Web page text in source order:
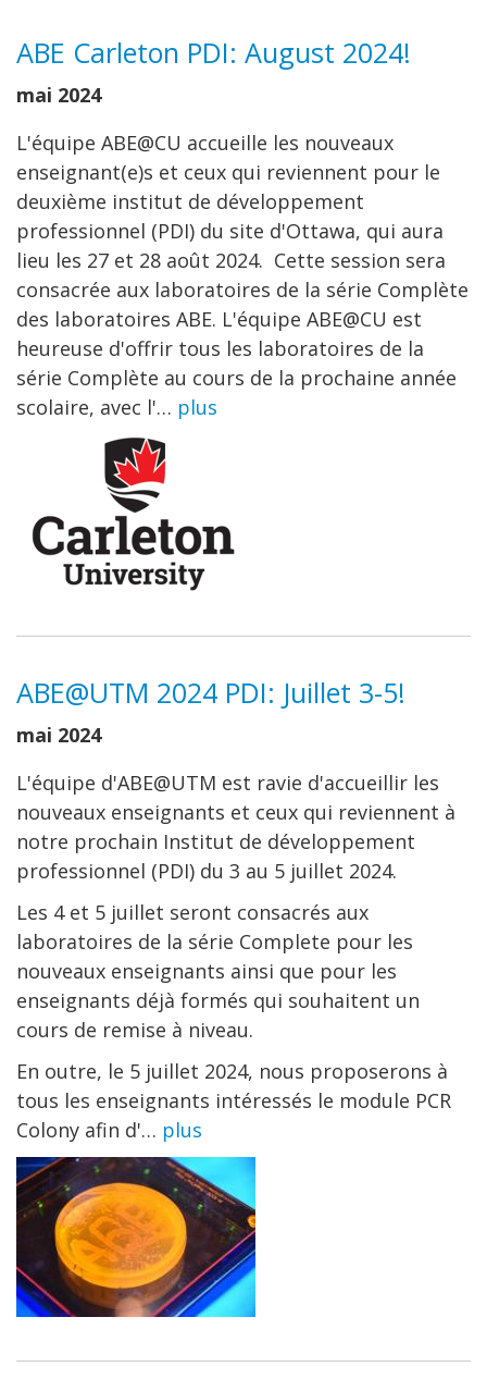
ABE Carleton PDI: August 2024!
mai 2024
L'équipe ABE@CU accueille les nouveaux
enseignant(e)s et ceux qui reviennent pour le
deuxième institut de développement
professionnel (PDI) du site d'Ottawa, qui aura
lieu les 27 et 28 août 2024. Cette session sera
consacrée aux laboratoires de la série Complète
des laboratoires ABE. L'équipe ABE@CU est
heureuse d'offrir tous les laboratoires de la
série Complète au cours de la prochaine année
scolaire, avec l'… plus
ABE@UTM 2024 PDI: Juillet 3-5!
mai 2024
L'équipe d'ABE@UTM est ravie d'accueillir les
nouveaux enseignants et ceux qui reviennent à
notre prochain Institut de développement
professionnel (PDI) du 3 au 5 juillet 2024.
Les 4 et 5 juillet seront consacrés aux
laboratoires de la série Complete pour les
nouveaux enseignants ainsi que pour les
enseignants déjà formés qui souhaitent un
cours de remise à niveau.
En outre, le 5 juillet 2024, nous proposerons à
tous les enseignants intéressés le module PCR
Colony afin d'… plus